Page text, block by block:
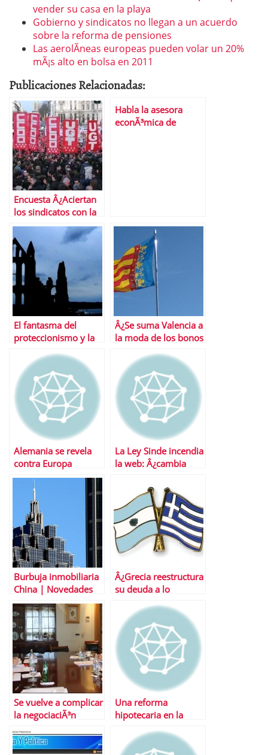
vender su casa en la playa
Gobierno y sindicatos no llegan a un acuerdo
sobre la reforma de pensiones
Las aerolÃ­neas europeas pueden volar un 20%
mÃ¡s alto en bolsa en 2011
Publicaciones Relacionadas:
Encuesta Â¿Aciertan
los sindicatos con la
huelga general?
Habla la asesora
econÃ³mica de
El fantasma del
proteccionismo y la
Â¿Se suma Valencia a
la moda de los bonos
Alemania se revela
contra Europa
La Ley Sinde incendia
la web: Â¿cambia
mismo?
Burbuja inmobiliaria
China | Novedades
en la regulaciÃ³n de
compra vivienda
Â¿Grecia reestructura
su deuda a lo
Se vuelve a complicar
la negociaciÃ³n
colectiva
Una reforma
hipotecaria en la
pero insuficiente